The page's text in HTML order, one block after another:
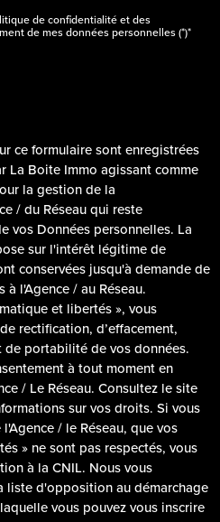
de confidentialité et des
de mes données personnelles (*)*
ce formulaire sont enregistrées
La Boite Immo agissant comme
la gestion de la
/ du Réseau qui reste
vos Données personnelles. La
sur l'intérêt légitime de
conservées jusqu'à demande de
l'Agence / au Réseau.
et libertés », vous
rectification, d’effacement,
portabilité de vos données.
à tout moment en
/ Le Réseau. Consultez le site
sur vos droits. Si vous
/ le Réseau, que vos
» ne sont pas respectés, vous
à la CNIL. Nous vous
liste d'opposition au démarchage
vous pouvez vous inscrire